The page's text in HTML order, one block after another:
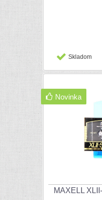
Skladom
MAXELL
Novinka